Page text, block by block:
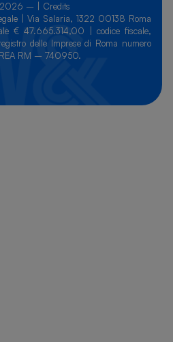
2026 – | Credits
| Via Salaria, 1322 00138 Roma
€ 47.665.314,00 | codice fiscale,
delle Imprese di Roma numero
RM – 740950.